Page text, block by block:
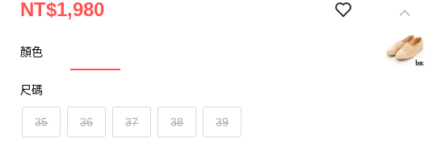
NT$1,980
顏色
尺碼
35 36 37 38 39